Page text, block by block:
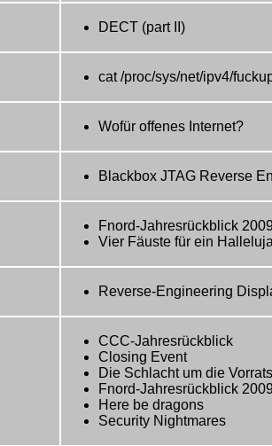
DECT (part II)
cat /proc/sys/net/ipv4/
Wofür offenes Internet?
Blackbox JTAG Reverse
Fnord-Jahresrückblick
Vier Fäuste für ein Halleluja
Reverse-Engineering
CCC-Jahresrückblick
Closing Event
Die Schlacht um die
Fnord-Jahresrückblick
Here be dragons
Security Nightmares